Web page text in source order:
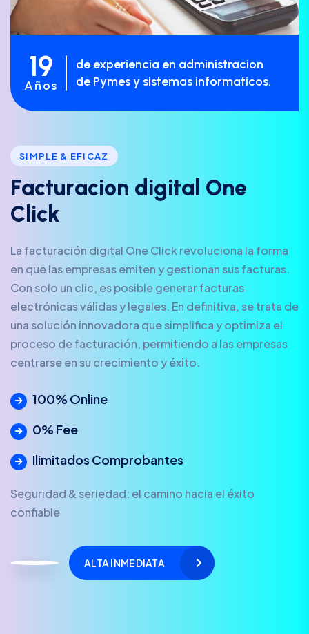
19
Años
de experiencia en administracion
de Pymes y sistemas informaticos.
SIMPLE & EFICAZ
Facturacion d igita One
C ick
La facturación digital One Click revoluciona la forma
en que las empresas emiten y gestionan sus facturas.
Con solo un clic, es posible generar facturas
electrónicas válidas y legales. En definitiva, se trata de
una solución innovadora que simplifica y optimiza el
proceso de facturación, permitiendo a las empresas
centrarse en su crecimiento y éxito.
100% Online
0% Fee
Ilimitados Comprobantes
Seguridad & seriedad: el camino hacia el éxito
confiable
ALTA INMEDIATA